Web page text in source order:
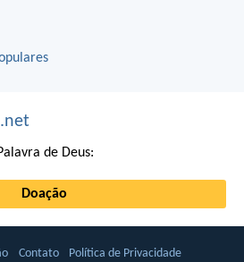
de Deus:
Doação
Contato Política de Privacidade